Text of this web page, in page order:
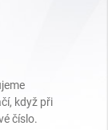
když při
číslo.